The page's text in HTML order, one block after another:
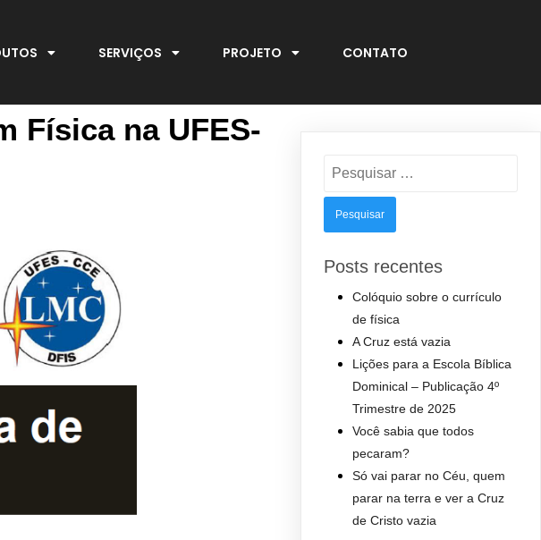
SERVIÇOS PROJETO CONTATO
Física na UFES-
por:
Posts recentes
Colóquio sobre o currículo
de física
A Cruz está vazia
Lições para a Escola Bíblica
Dominical – Publicação 4º
Trimestre de 2025
Você sabia que todos
pecaram?
Só vai parar no Céu, quem
parar na terra e ver a Cruz
de Cristo vazia